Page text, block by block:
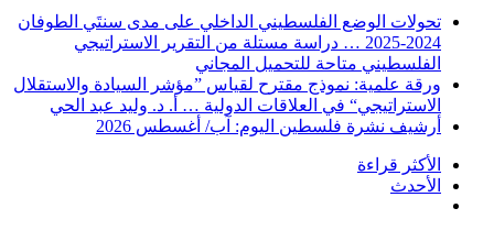
تحولات الوضع الفلسطيني الداخلي على مدى سنتَي الطوفان
2024-2025 … دراسة مستلة من التقرير الاستراتيجي
الفلسطيني متاحة للتحميل المجاني
ورقة علمية: نموذج مقترح لقياس ”مؤشر السيادة والاستقلال
الاستراتيجي“ في العلاقات الدولية … أ. د. وليد عبد الحي
أرشيف نشرة فلسطين اليوم: آب/ أغسطس 2026
الأكثر قراءة
الأحدث